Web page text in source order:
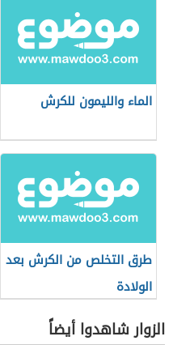
الماء والليمون للكرش
طرق التخلص من الكرش بعد
الولادة
الزوار شاهدوا أيضاً